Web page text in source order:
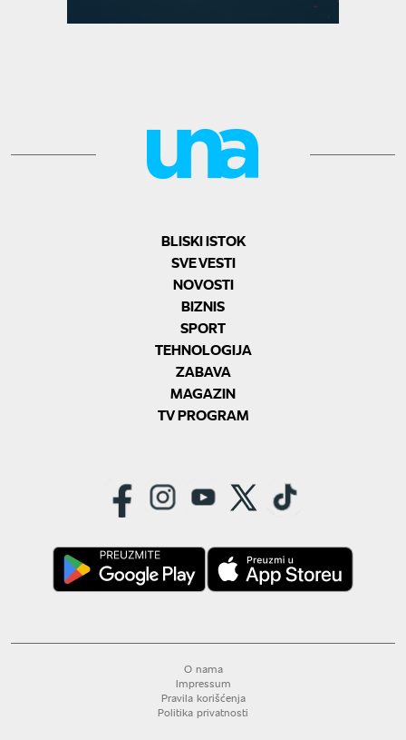
BLISKI ISTOK
SVE VESTI
NOVOSTI
BIZNIS
SPORT
TEHNOLOGIJA
ZABAVA
MAGAZIN
TV PROGRAM
O nama
Impressum
Pravila korišćenja
Politika privatnosti